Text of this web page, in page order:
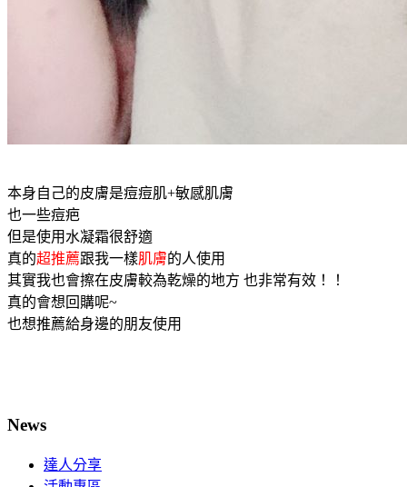
本身自己的皮膚是痘痘肌+敏感肌膚
也一些痘疤
但是使用水凝霜很舒適
真的超推薦跟我一樣肌膚的人使用
其實我也會擦在皮膚較為乾燥的地方 也非常有效！！
真的會想回購呢~
也想推薦給身邊的朋友使用
News
達人分享